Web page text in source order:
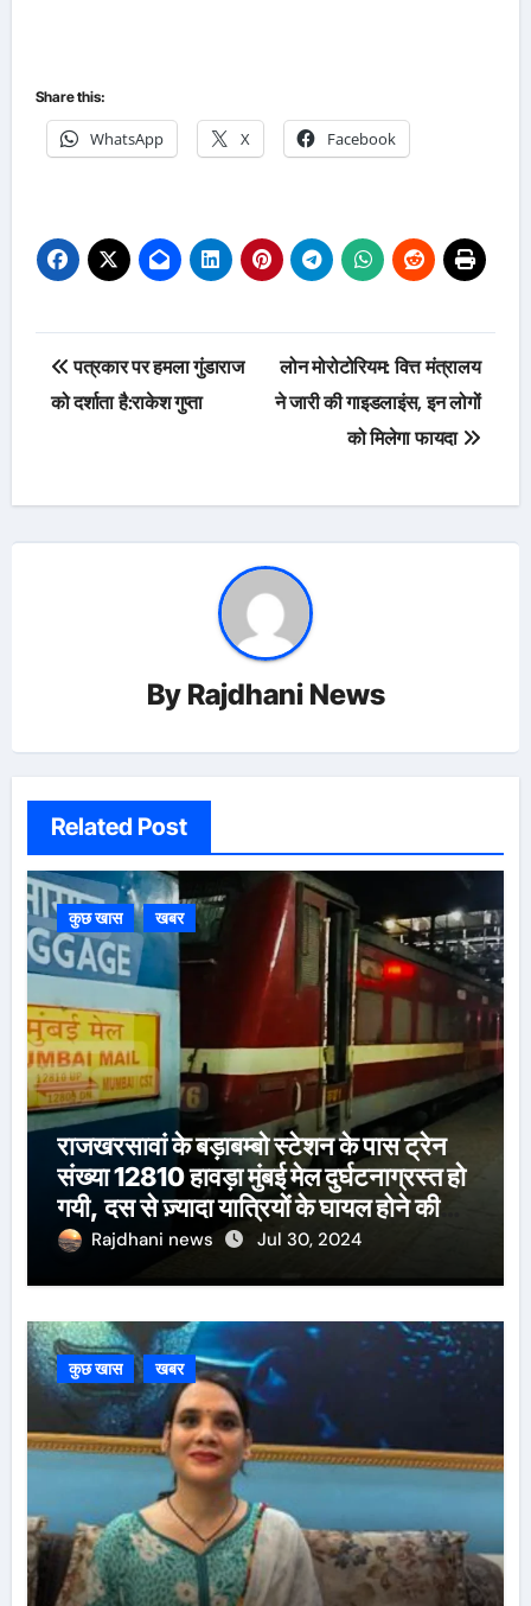
Share this:
WhatsApp X Facebook
Post
navigation
पत्रकार पर हमला गुंडाराज
को दर्शाता है:राकेश गुप्ता
लोन मोरोटोरियम: वित्त मंत्रालय
ने जारी की गाइडलाइंस, इन लोगों
को मिलेगा फायदा
By Rajdhani News
Related Post
कुछ खास खबर
राजखरसावां के बड़ाबम्बो स्टेशन के पास ट्रेन
संख्या 12810 हावड़ा मुंबई मेल दुर्घटनाग्रस्त हो
गयी, दस से ज़्यादा यात्रियों के घायल होने की
खबर।सरायकेला के वरीय पदाधिकारी
Rajdhani news Jul 30, 2024
कुछ खास खबर